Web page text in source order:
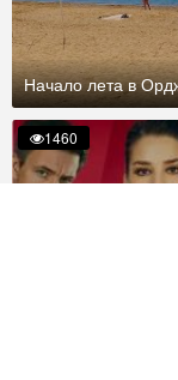
Начало лета в
1460